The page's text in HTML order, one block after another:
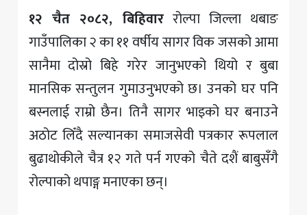
१२ चैत २०८२, बिहिवाररोल्पा जिल्ला थबाङ
गाउँपालिका २ का ११ वर्षीय सागर विक जसको आमा
सानैमा दोस्रो बिहे गरेर जानुभएको थियो र बुबा
मानसिक सन्तुलन गुमाउनुभएको छ। उनको घर पनि
बस्नलाई राम्रो छैन। तिनै सागर भाइको घर बनाउने
अठोट लिँदै सल्यानका समाजसेवी पत्रकार रूपलाल
बुढाथोकीले चैत्र १२ गते पर्न गएको चैते दशैं बाबुसँगै
रोल्पाको थपाङ्ग मनाएका छन्।